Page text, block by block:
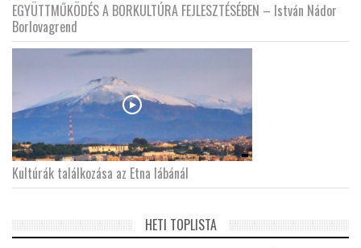
EGYÜTTMŰKÖDÉS A BORKULTÚRA FEJLESZTÉSÉBEN – István Nádor
Borlovagrend
Kultúrák találkozása az Etna lábánál
HETI TOPLISTA